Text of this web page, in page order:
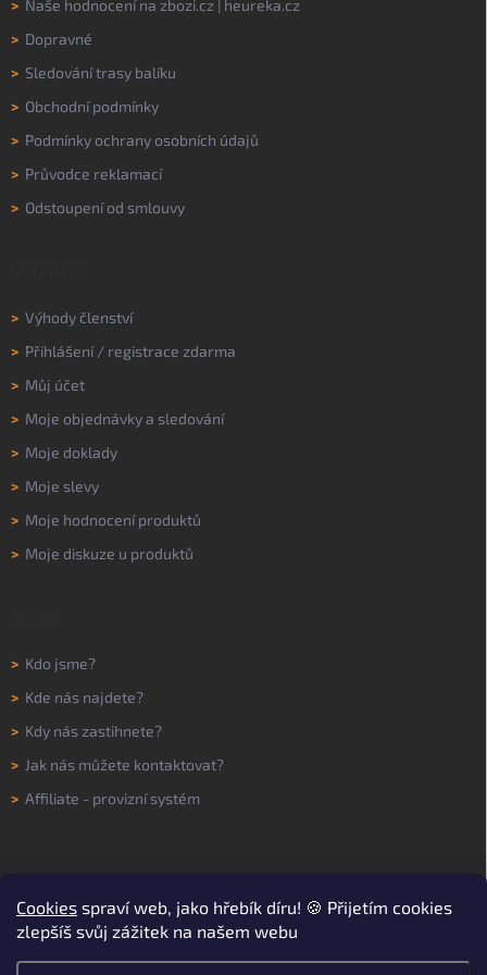
Cookies spraví web, jako hřebík díru! 🍪 Přijetím cookies
zlepšíš svůj zážitek na našem webu
> Naše hodnocení na zbozi.cz | heureka.cz
> Dopravné
> Sledování trasy balíku
> Obchodní podmínky
> Podmínky ochrany osobních údajů
> Průvodce reklamací
> Odstoupení od smlouvy
> Výhody členství
> Přihlášení/ registrace zdarma
> Můj účet
> Moje objednávky a sledování
> Moje doklady
> Moje slevy
> Moje hodnocení produktů
> Moje diskuze u produktů
> Kdo jsme?
> Kde nás najdete?
> Kdy nás zastihnete?
> Jak nás můžete kontaktovat?
> Affiliate - provizní systém